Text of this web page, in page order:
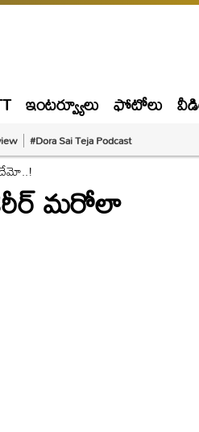
ఇంటర్వ్యూలు ఫోటోలు
#Dora Sai Teja Podcast
మరోలా